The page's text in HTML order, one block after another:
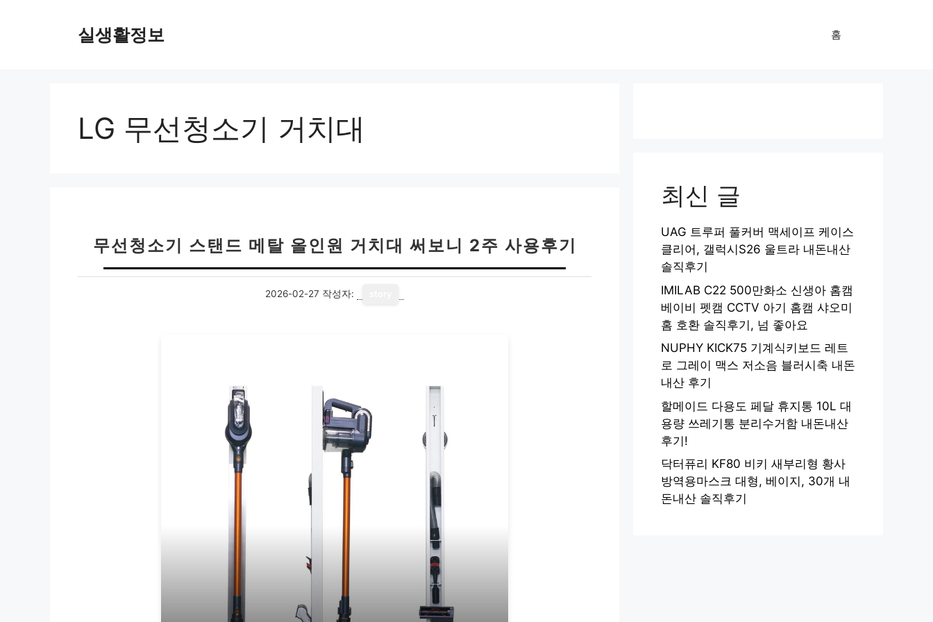
실생활정보 홈
LG 무선청소기 거치대
무선청소기 스탠드 메탈 올인원 거치대 써보니 2주 사용후기
2026-02-27 작성자:
최신 글
UAG 트루퍼 풀커버 맥세이프 케이스
클리어, 갤럭시S26 울트라 내돈내산
솔직후기
IMILAB C22 500만화소 신생아 홈캠
베이비 펫캠 CCTV 아기 홈캠 샤오미
홈 호환 솔직후기, 넘 좋아요
NUPHY KICK75 기계식키보드 레트
로 그레이 맥스 저소음 블러시축 내돈
내산 후기
할메이드 다용도 페달 휴지통 10L 대
용량 쓰레기통 분리수거함 내돈내산
후기!
닥터퓨리 KF80 비키 새부리형 황사
방역용마스크 대형, 베이지, 30개 내
돈내산 솔직후기